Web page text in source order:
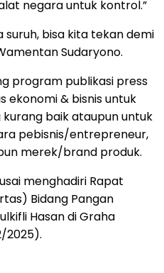
negara untuk kontrol.”
suruh, bisa kita tekan demi
Sudaryono.
program publikasi press
ekonomi & bisnis untuk
baik ataupun untuk
pebisnis/entrepreneur,
merek/brand produk.
menghadiri Rapat
Bidang Pangan
Hasan di Graha
2025).